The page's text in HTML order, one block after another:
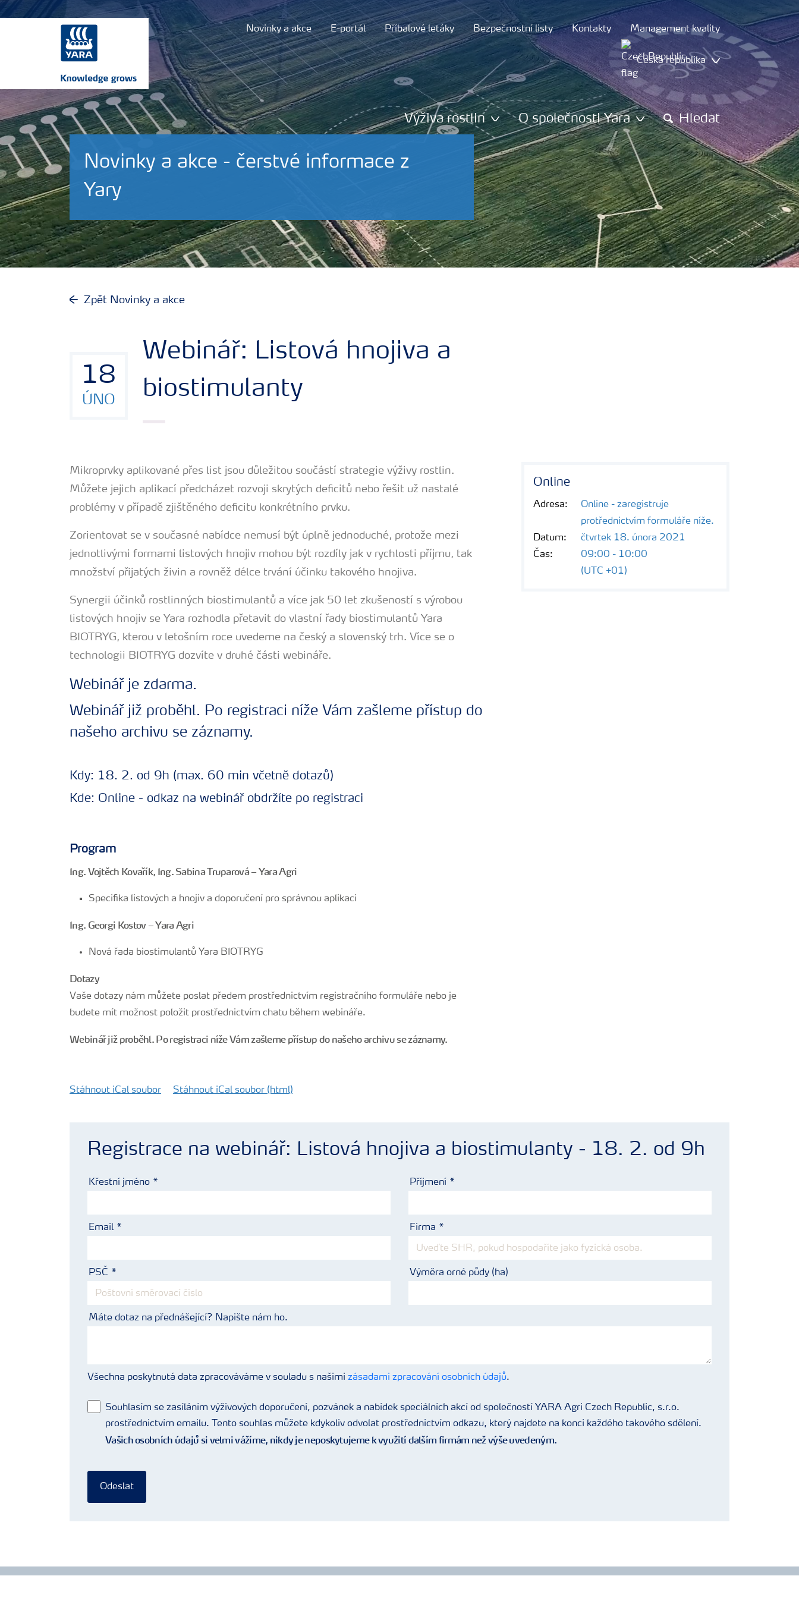
Novinky a akce E-portál Příbalové letáky Bezpečnostní listy Kontakty Management kvality
Česká republika
Výživa rostlin O společnosti Yara Hledat
Novinky a akce - čerstvé informace z
Yary
Plány výživy
Bezpečnost hnojiv
Dokumenty
Kontakty
Zpět Novinky a akce
18
ÚNO
Webinář: Listová hnojiva a
biostimulanty
Mikroprvky aplikované přes list jsou důležitou součástí strategie výživy rostlin.
Můžete jejich aplikací předcházet rozvoji skrytých deficitů nebo řešit už nastalé
problémy v případě zjištěného deficitu konkrétního prvku.
Zorientovat se v současné nabídce nemusí být úplně jednoduché, protože mezi
jednotlivými formami listových hnojiv mohou být rozdíly jak v rychlosti příjmu, tak
množství přijatých živin a rovněž délce trvání účinku takového hnojiva.
Synergii účinků rostlinných biostimulantů a více jak 50 let zkušeností s výrobou
listových hnojiv se Yara rozhodla přetavit do vlastní řady biostimulantů Yara
BIOTRYG, kterou v letošním roce uvedeme na český a slovenský trh. Více se o
technologii BIOTRYG dozvíte v druhé části webináře.
Webinář je zdarma.
Webinář již proběhl. Po registraci níže Vám zašleme přístup do
našeho archivu se záznamy.
Kdy: 18. 2. od 9h (max. 60 min včetně dotazů)
Kde: Online - odkaz na webinář obdržíte po registraci
Program
Ing. Vojtěch Kovařík, Ing. Sabina Truparová – Yara Agri
Specifika listových a hnojiv a doporučení pro správnou aplikaci
Ing. Georgi Kostov – Yara Agri
Nová řada biostimulantů Yara BIOTRYG
Dotazy
Vaše dotazy nám můžete poslat předem prostřednictvím registračního formuláře nebo je
budete mít možnost položit prostřednictvím chatu během webináře.
Webinář již proběhl. Po registraci níže Vám zašleme přístup do našeho archivu se záznamy.
Online
Adresa:
Online - zaregistruje
protřednictvím formuláře níže.
Datum:
čtvrtek 18. února 2021
Čas:
09:00 - 10:00
(UTC +01)
Stáhnout iCal soubor Stáhnout iCal soubor (html)
Registrace na webinář: Listová hnojiva a biostimulanty - 18. 2. od 9h
Křestní jméno Příjmení
Email Firma
PSČ Výměra orné půdy (ha)
Máte dotaz na přednášející? Napište nám ho.
Všechna poskytnutá data zpracováváme v souladu s našimi zásadami zpracování osobních údajů.
Souhlasím se zasíláním výživových doporučení, pozvánek a nabídek speciálních akcí od společností YARA Agri Czech Republic, s.r.o.
prostřednictvím emailu. Tento souhlas můžete kdykoliv odvolat prostřednictvím odkazu, který najdete na konci každého takového sdělení.
Vašich osobních údajů si velmi vážíme, nikdy je neposkytujeme k využití dalším firmám než výše uvedeným.
Odeslat